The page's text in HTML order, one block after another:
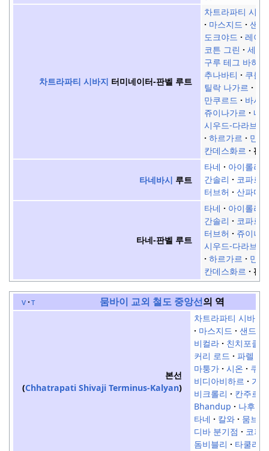
차트라파티 시바지 터미네이터-판벨 루트
차트라파티 시바
마스지드
샌드
도크야드
레이
코튼 그린
세우
구루 테그 바하
추나바티
쿠를
틸락 나가르
만쿠르드
바시
쥬이나가르
네
시우드-다라브
하르가르
만
칸데스화르
판
타네바시 루트
타네 아이롤리
간솔리
코파르
터브허
산파다
타네-판벨 루트
타네 아이롤리
간솔리
코파르
터브허
쥬이나
시우드-다라브
하르가르
만
칸데스화르
판
v t 뭄바이 교외 철도 중앙선의 역
본선
(Chhatrapati Shivaji Terminus-Kalyan)
차트라파티 시바지
마스지드
샌드허
비컬라
친치포클리
커리 로드
파렐
마퉁가
시온
쿠
비디아비하르
가
비크롤리
칸주르
Bhandup
나후르
타네
칼와
뭄브라
디바 분기점
코파
돔비블리
타쿨리